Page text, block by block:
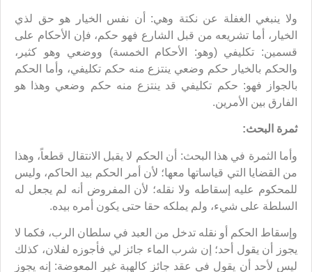
ولا ينبغي الغفلة عن نكتة وهي: أن نفس الخيار هو حق لذي
الخيار، أما تشريعه من قبل الشارع فهو حكم، فإن الأحكام على
قسمين: تكليفي (وهو: الأحكام الخمسة) ووضعي وهو كثير،
والحكم بالخيار حكم وضعي ينتزع منه حكم تكليفي، وأما الحكم
بالجواز فهو: حكم تكليفي قد ينتزع منه حكم وضعي وهذا هو
الفارق بين الأمرين.
ثمرة البحث:
وأما الثمرة في هذا البحث: أن الحكم لا يقبل الانتقال قطعاً، وهذا
من القضايا التي قياساتها معها؛ لأن أمر الحكم بيد الحاكم، وليس
للمحكوم عليه إسقاطه ولا نقله؛ لأن المفروض أنه لم يجعل له
السلطة على شيء، ولم يملكه حقا حتى يكون أمره بيده.
وإسقاط الحكم أو نقله تدخل من العبد في سلطان الرب، فكما لا
يجوز أن يقول أحد؛ إن شرب الماء جائز لي فأجوزه لفلان، كذلك
ليس لأحد أن يقول في عقد جائز كالهبة غير المعوضة: إنه يجوز